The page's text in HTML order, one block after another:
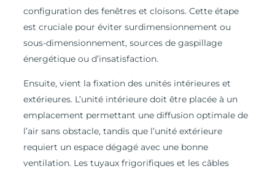
configuration des fenêtres et cloisons. Cette étape
est cruciale pour éviter surdimensionnement ou
sous-dimensionnement, sources de gaspillage
énergétique ou d’insatisfaction.
Ensuite, vient la fixation des unités intérieures et
extérieures. L’unité intérieure doit être placée à un
emplacement permettant une diffusion optimale de
l’air sans obstacle, tandis que l’unité extérieure
requiert un espace dégagé avec une bonne
ventilation. Les tuyaux frigorifiques et les câbles